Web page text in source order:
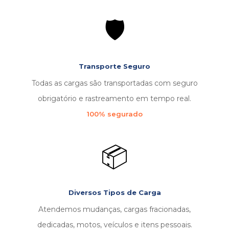
🛡️
Transporte Seguro
Todas as cargas são transportadas com seguro
obrigatório e rastreamento em tempo real.
100% segurado
📦
Diversos Tipos de Carga
Atendemos mudanças, cargas fracionadas,
dedicadas, motos, veículos e itens pessoais.